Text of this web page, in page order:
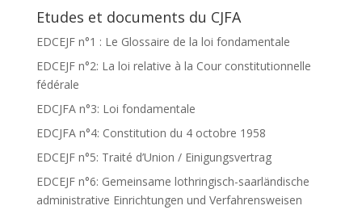
Etudes et documents du CJFA
EDCEJF n°1 : Le Glossaire de la loi fondamentale
EDCEJF n°2: La loi relative à la Cour constitutionnelle
fédérale
EDCJFA n°3: Loi fondamentale
EDCJFA n°4: Constitution du 4 octobre 1958
EDCEJF n°5: Traité d’Union / Einigungsvertrag
EDCEJF n°6: Gemeinsame lothringisch-saarländische
administrative Einrichtungen und Verfahrensweisen